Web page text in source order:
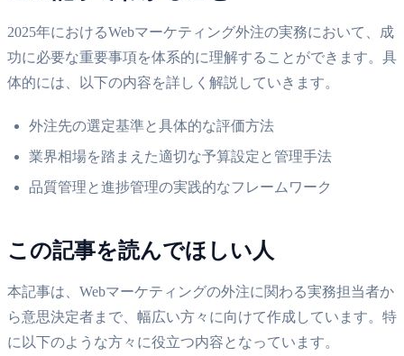
2025年におけるWebマーケティング外注の実務において、成
功に必要な重要事項を体系的に理解することができます。具
体的には、以下の内容を詳しく解説していきます。
外注先の選定基準と具体的な評価方法
業界相場を踏まえた適切な予算設定と管理手法
品質管理と進捗管理の実践的なフレームワーク
この記事を読んでほしい人
本記事は、Webマーケティングの外注に関わる実務担当者か
ら意思決定者まで、幅広い方々に向けて作成しています。特
に以下のような方々に役立つ内容となっています。